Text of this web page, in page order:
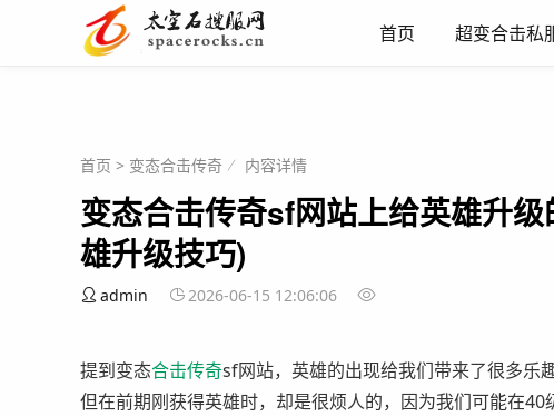
首页 超变合击私
首页 > 变态合击传奇 内容详情
变态合击传奇sf网站上给英雄升
雄升级技巧)
admin 2026-06-15 12:06:06
提到变态合击传奇sf网站，英雄的出现给我们带来了很多乐
但在前期刚获得英雄时，却是很烦人的，因为我们可能在